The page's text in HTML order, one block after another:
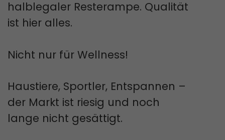
halblegaler Resterampe. Qualität
ist hier alles.
Nicht nur für Wellness!
Haustiere, Sportler, Entspannen –
der Markt ist riesig und noch
lange nicht gesättigt.